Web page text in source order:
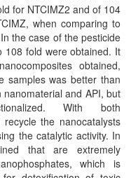
for NTCIMZ2 and of 104
when comparing to
the case of the pesticide
108 fold were obtained. It
obtained,
samples was better than
and API, but
With both
the nanocatalysts
the catalytic activity. In
that are extremely
which is